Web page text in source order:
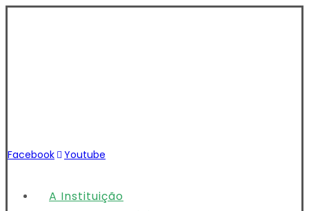
Facebook Youtube
A Instituição